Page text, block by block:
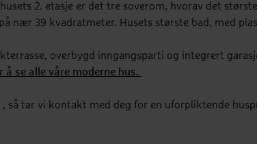
2. etasje er det tre soverom, hvorav det
nær 39 kvadratmeter. Husets største bad, med
overbygd inngangsparti og integrert
å se alle våre moderne hus.
, så tar vi kontakt med deg for en uforpliktende